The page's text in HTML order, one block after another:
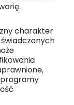
charakter